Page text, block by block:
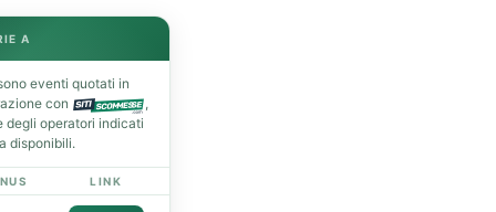
A
eventi quotati in
con
,
degli operatori indicati
disponibili.
LINK